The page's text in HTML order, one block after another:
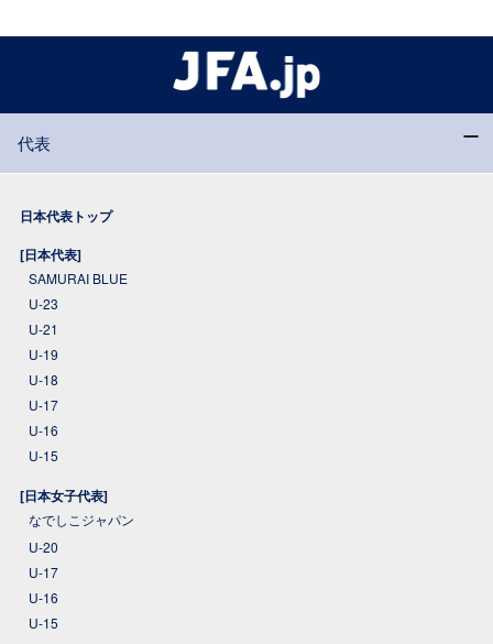
代表
日本代表トップ
[日本代表]
SAMURAI BLUE
U-23
U-21
U-19
U-18
U-17
U-16
U-15
[日本女子代表]
なでしこジャパン
U-20
U-17
U-16
U-15